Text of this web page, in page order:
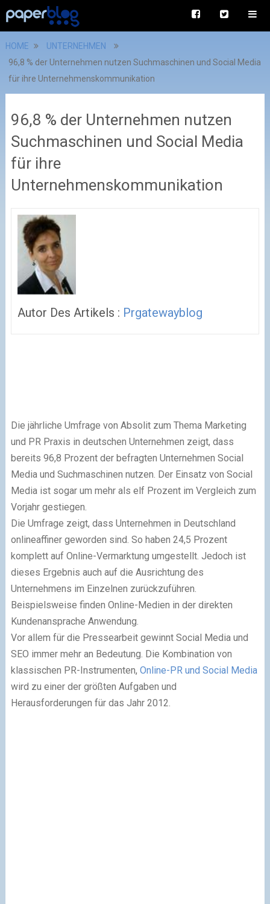
HOME
UNTERNEHMEN
96,8 % der Unternehmen nutzen Suchmaschinen und Social Media
für ihre Unternehmenskommunikation
96,8 % der Unternehmen nutzen
Suchmaschinen und Social Media
für ihre
Unternehmenskommunikation
Autor Des Artikels : Prgatewayblog
Die jährliche Umfrage von Absolit zum Thema Marketing
und PR Praxis in deutschen Unternehmen zeigt, dass
bereits 96,8 Prozent der befragten Unternehmen Social
Media und Suchmaschinen nutzen. Der Einsatz von Social
Media ist sogar um mehr als elf Prozent im Vergleich zum
Vorjahr gestiegen.
Die Umfrage zeigt, dass Unternehmen in Deutschland
onlineaffiner geworden sind. So haben 24,5 Prozent
komplett auf Online-Vermarktung umgestellt. Jedoch ist
dieses Ergebnis auch auf die Ausrichtung des
Unternehmens im Einzelnen zurückzuführen.
Beispielsweise finden Online-Medien in der direkten
Kundenansprache Anwendung.
Vor allem für die Pressearbeit gewinnt Social Media und
SEO immer mehr an Bedeutung. Die Kombination von
klassischen PR-Instrumenten, Online-PR und Social Media
wird zu einer der größten Aufgaben und
Herausforderungen für das Jahr 2012.